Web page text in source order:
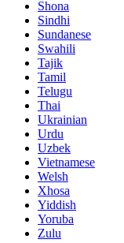
Shona
Sindhi
Sundanese
Swahili
Tajik
Tamil
Telugu
Thai
Ukrainian
Urdu
Uzbek
Vietnamese
Welsh
Xhosa
Yiddish
Yoruba
Zulu